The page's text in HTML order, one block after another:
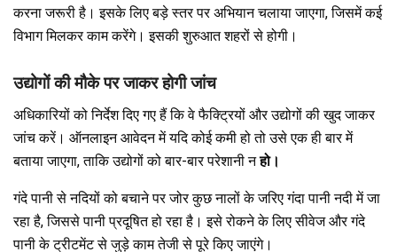
करना जरूरी है। इसके लिए बड़े स्तर पर अभियान चलाया जाएगा, जिसमें कई
विभाग मिलकर काम करेंगे। इसकी शुरुआत शहरों से होगी।
उद्योगों की मौके पर जाकर होगी जांच
अधिकारियों को निर्देश दिए गए हैं कि वे फैक्ट्रियों और उद्योगों की खुद जाकर
जांच करें। ऑनलाइन आवेदन में यदि कोई कमी हो तो उसे एक ही बार में
बताया जाएगा, ताकि उद्योगों को बार-बार परेशानी नहो।
गंदे पानी से नदियों को बचाने पर जोर कुछ नालों के जरिए गंदा पानी नदी में जा
रहा है, जिससे पानी प्रदूषित हो रहा है। इसे रोकने के लिए सीवेज और गंदे
पानी के ट्रीटमेंट से जुड़े काम तेजी से पूरे किए जाएंगे।